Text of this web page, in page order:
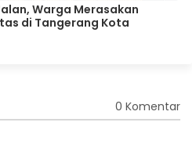
Warga Merasakan
di Tangerang Kota
0 Komentar